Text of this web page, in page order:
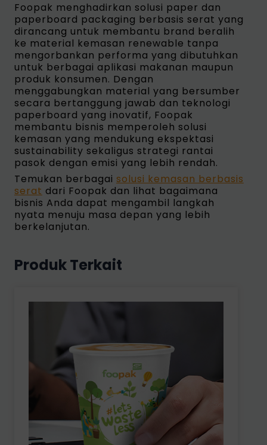
Foopak menghadirkan solusi paper dan
paperboard packaging berbasis serat yang
dirancang untuk membantu brand beralih
ke material kemasan renewable tanpa
mengorbankan performa yang dibutuhkan
untuk berbagai aplikasi makanan maupun
produk konsumen. Dengan
menggabungkan material yang bersumber
secara bertanggung jawab dan teknologi
paperboard yang inovatif, Foopak
membantu bisnis memperoleh solusi
kemasan yang mendukung ekspektasi
sustainability sekaligus strategi rantai
pasok dengan emisi yang lebih rendah.
Temukan berbagai solusi kemasan berbasis
serat dari Foopak dan lihat bagaimana
bisnis Anda dapat mengambil langkah
nyata menuju masa depan yang lebih
berkelanjutan.
Produk Terkait